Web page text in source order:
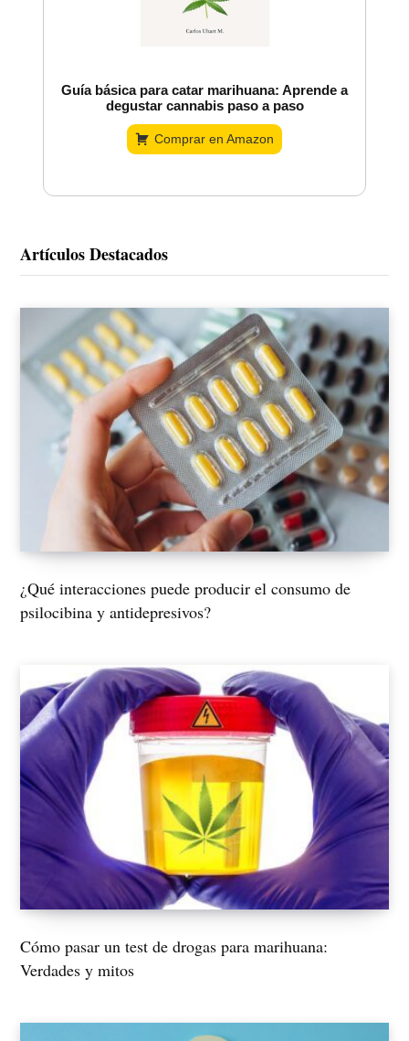
Guía básica para catar marihuana: Aprende a
degustar cannabis paso a paso
Comprar en Amazon
Artículos Destacados
¿Qué interacciones puede producir el consumo de
psilocibina y antidepresivos?
Cómo pasar un test de drogas para marihuana:
Verdades y mitos